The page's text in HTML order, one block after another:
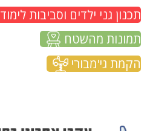
תכנון גני ילדים וסביבות לימוד
תמונות מהשטח
הקמת גי'מבורי